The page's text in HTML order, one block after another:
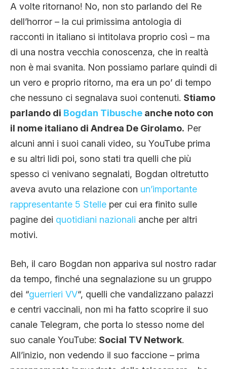
CLIMA ED ENERGIA
CONTATTI
CHI SIAMO
A volte ritornano! No, non sto parlando del Re
dell’horror – la cui primissima antologia di
racconti in italiano si intitolava proprio così – ma
di una nostra vecchia conoscenza, che in realtà
non è mai svanita. Non possiamo parlare quindi di
un vero e proprio ritorno, ma era un po’ di tempo
che nessuno ci segnalava suoi contenuti. Stiamo
parlando di Bogdan Tibusche anche noto con
il nome italiano di Andrea De Girolamo. Per
alcuni anni i suoi canali video, su YouTube prima
e su altri lidi poi, sono stati tra quelli che più
spesso ci venivano segnalati, Bogdan oltretutto
aveva avuto una relazione con un’importante
rappresentante 5 Stelle per cui era finito sulle
pagine dei quotidiani nazionali anche per altri
motivi.
Beh, il caro Bogdan non appariva sul nostro radar
da tempo, finché una segnalazione su un gruppo
dei “guerrieri VV“, quelli che vandalizzano palazzi
e centri vaccinali, non mi ha fatto scoprire il suo
canale Telegram, che porta lo stesso nome del
suo canale YouTube: Social TV Network.
All’inizio, non vedendo il suo faccione – prima